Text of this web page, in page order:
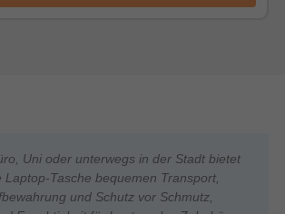
Uni oder unterwegs in der Stadt bietet
Laptop-Tasche bequemen Transport,
und Schutz vor Schmutz,